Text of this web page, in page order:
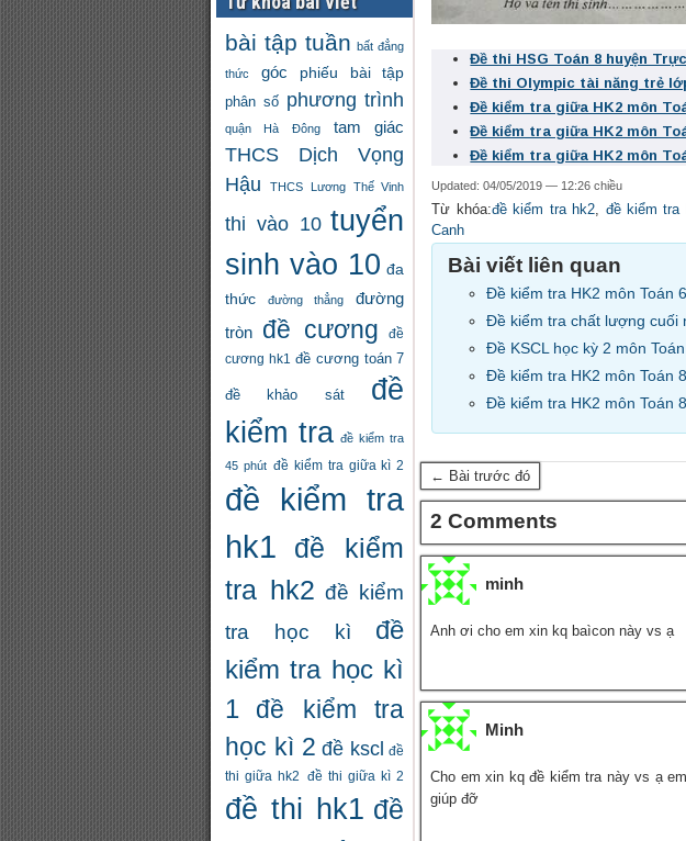
bài tập tuần bất đẳng
thức góc phiếu bài tập
phân số phương trình
quận Hà Đông tam giác
THCS Dịch Vọng
Hậu
THCS Lương Thế Vinh
thi vào 10 tuyển
sinh vào 10 đa
thức
đường thẳng
đường
tròn đề cương
đề
cương hk1
đề cương toán 7
đề khảo sát
đề
kiểm tra đề kiểm tra
45 phút đề kiểm tra giữa kì 2
đề kiểm tra
hk1
đề kiểm
tra hk2 đề kiểm
tra học kì
đề
kiểm tra học kì
1
đề kiểm tra
học kì 2 đề kscl đề
thi giữa hk2 đề thi giữa kì 2
đề thi hk1 đề
Đề thi HSG Toán 8 huyện Trực
Đề thi Olympic tài năng trẻ
Đề kiểm tra giữa HK2 môn
Đề kiểm tra giữa HK2 môn
Đề kiểm tra giữa HK2 môn
Updated: 04/05/2019 — 12:26 chiều
Từ khóa:đề kiểm tra hk2 đề kiểm
Canh
Bài viết liên quan
Đề kiểm tra HK2 môn Toán
Đề kiểm tra chất lượng cuối
Đề KSCL học kỳ 2 môn
Đề kiểm tra HK2 môn Toán
Đề kiểm tra HK2 môn Toán
← Bài trước đó
2 Comments
minh
Anh ơi cho em xin kq baìcon này vs ạ
Minh
Cho em xin kq đề kiểm tra này vs ạ
giúp đỡ